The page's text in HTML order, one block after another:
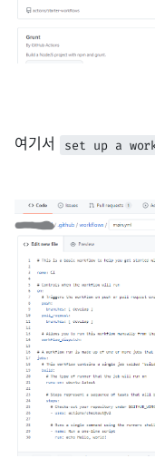
여기서 set up a